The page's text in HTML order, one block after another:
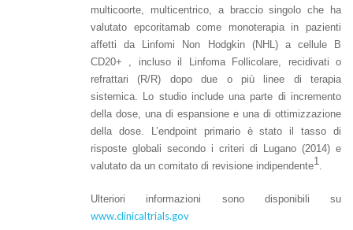
multicoorte, multicentrico, a braccio singolo che ha
valutato epcoritamab come monoterapia in pazienti
affetti da Linfomi Non Hodgkin (NHL) a cellule B
CD20+ , incluso il Linfoma Follicolare, recidivati o
refrattari (R/R) dopo due o più linee di terapia
sistemica. Lo studio include una parte di incremento
della dose, una di espansione e una di ottimizzazione
della dose. L’endpoint primario è stato il tasso di
risposte globali secondo i criteri di Lugano (2014) e
valutato da un comitato di revisione indipendente1
Ulteriori informazioni sono disponibili su
www.clinicaltrials.gov